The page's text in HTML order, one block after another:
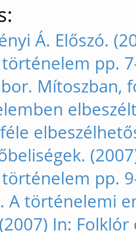
Á. Előszó.
pp.
Mítoszban,
pp.
A történelemi
In: Folklór